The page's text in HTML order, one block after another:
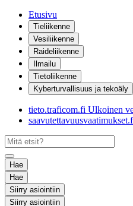
Etusivu
Tieliikenne
Vesiliikenne
Raideliikenne
Ilmailu
Tietoliikenne
Kyberturvallisuus ja tekoäly
tieto.traficom.fi Ulkoinen
Hae
Hae
Siirry asiointiin
Siirry asiointiin